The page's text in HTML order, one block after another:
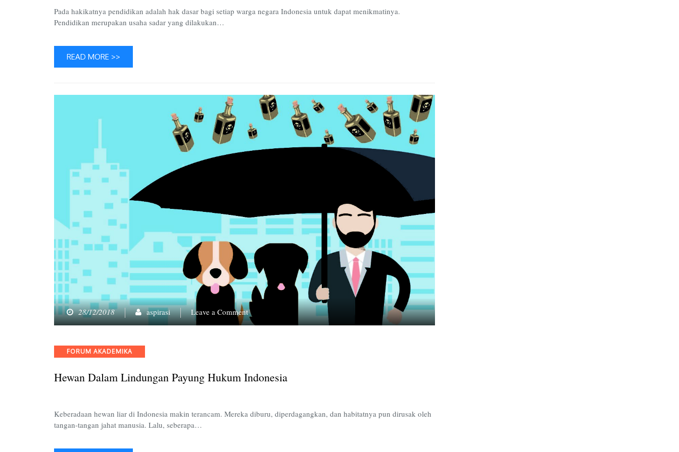
Pada hakikatnya pendidikan adalah hak dasar bagi setiap warga negara Indonesia untuk dapat menikmatinya.
Pendidikan merupakan usaha sadar yang dilakukan…
READ MORE >>
28/12/2018 aspirasi Leave a Commenton
Hewan
Indonesia
Categories
FORUM AKADEMIKA
Hewan Dalam Lindungan Payung Hukum Indonesia
Keberadaan hewan liar di Indonesia makin terancam. Mereka diburu, diperdagangkan, dan habitatnya pun dirusak oleh
tangan-tangan jahat manusia. Lalu, seberapa…